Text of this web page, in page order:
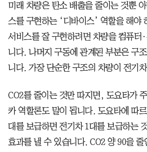
미래 차량은 탄소 배출을 줄이는 것뿐
스를 구현하는 ‘디바이스’ 역할을 해야
서비스를 잘 구현하려면 차량을 컴퓨터
니다. 나머지 구동에 관계된 부분은 구
니다. 가장 단순한 구조의 차량이 전기
CO2를 줄이는 것만 따지면, 도요타가
카 역할론도 말이 됩니다. 도요타에 따
대를 보급하면 전기차 1대를 보급하는
효과를 낼 수 있습니다. CO2 양 90을 줄